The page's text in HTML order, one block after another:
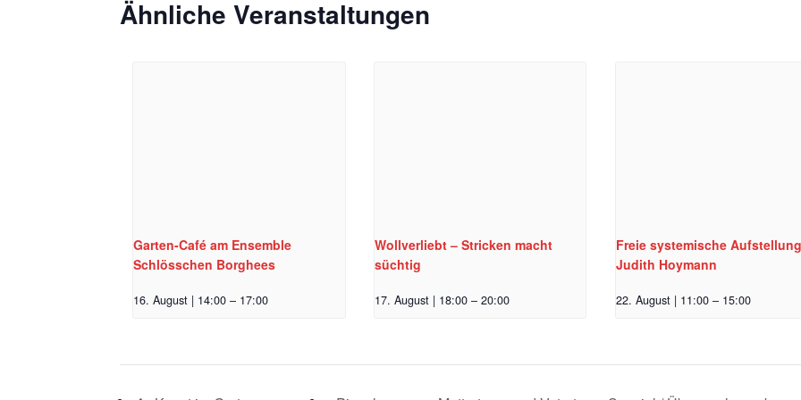
Ähnliche Veranstaltungen
Garten-Café am Ensemble
Schlösschen Borghees
16. August | 14:00 – 17:00
Wollverliebt – Stricken macht
süchtig
17. August | 18:00 – 20:00
Freie systemische
Judith Hoymann
22. August | 11:00 – 15:00